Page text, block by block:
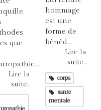
que
Lire la
suite...
hommage
est une
forme de
bénéd...
Lire la
suite...
corps
sante
mentale